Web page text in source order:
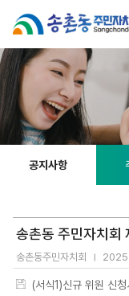
공지사항
송촌동 주민자치회
송촌동주민자치회
(서식1)신규 위원 신